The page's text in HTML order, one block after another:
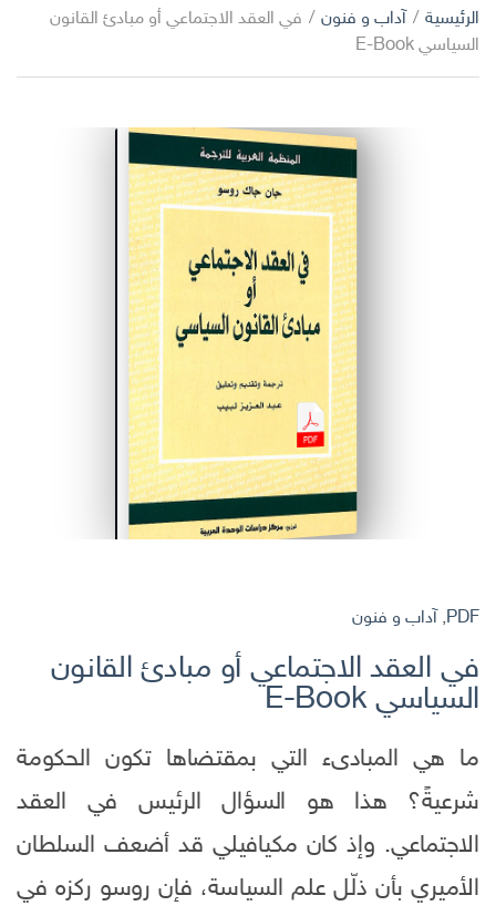
ا
ل
ب
ح
ث
الرئيسية / آداب و فنون / في العقد الاجتماعي أو مبادئ القانون
السياسي E-Book
PDF
, آداب و فنون
في العقد الاجتماعي أو مبادئ القانون
السياسي E-Book
ما هي المبادىء التي بمقتضاها تكون الحكومة
شرعيةً؟ هذا هو السؤال الرئيس في العقد
الاجتماعي. وإذ كان مكيافيلي قد أضعف السلطان
الأميري بأن ذلّل علم السياسة، فإن روسو ركزه في